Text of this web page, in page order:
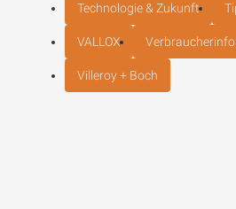
Technologie & Zukunft
VALLOX
Villeroy + Boch